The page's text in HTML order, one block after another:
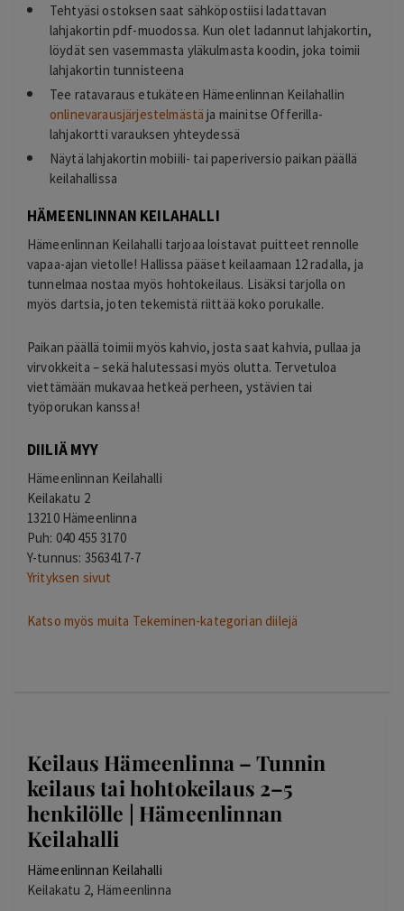
Tehtyäsi ostoksen saat sähköpostiisi ladattavan
lahjakortin pdf-muodossa. Kun olet ladannut lahjakortin,
löydät sen vasemmasta yläkulmasta koodin, joka toimii
lahjakortin tunnisteena
Tee ratavaraus etukäteen Hämeenlinnan Keilahallin
onlinevarausjärjestelmästä ja mainitse Offerilla-
lahjakortti varauksen yhteydessä
Näytä lahjakortin mobiili- tai paperiversio paikan päällä
keilahallissa
HÄMEENLINNAN KEILAHALLI
Hämeenlinnan Keilahalli tarjoaa loistavat puitteet rennolle
vapaa-ajan vietolle! Hallissa pääset keilaamaan 12 radalla, ja
tunnelmaa nostaa myös hohtokeilaus. Lisäksi tarjolla on
myös dartsia, joten tekemistä riittää koko porukalle.
Paikan päällä toimii myös kahvio, josta saat kahvia, pullaa ja
virvokkeita – sekä halutessasi myös olutta. Tervetuloa
viettämään mukavaa hetkeä perheen, ystävien tai
työporukan kanssa!
DIILIÄ MYY
Hämeenlinnan Keilahalli
Keilakatu 2
13210 Hämeenlinna
Puh: 040 455 3170
Y-tunnus: 3563417-7
Yrityksen sivut
Katso myös muita Tekeminen-kategorian diilejä
Keilaus Hämeenlinna – Tunnin
keilaus tai hohtokeilaus 2–5
henkilölle | Hämeenlinnan
Keilahalli
Hämeenlinnan Keilahalli
Keilakatu 2, Hämeenlinna